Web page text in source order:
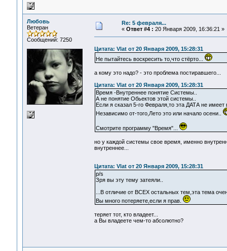
Любовь
Ветеран
Сообщений: 7250
Re: 5 февраля...
« Ответ #4 : 20 Января 2009, 16:36:21 »
Цитата: Vlat от 20 Января 2009, 15:28:31
Не пытайтесь воскресить то,что стёрто...
а кому это надо? - это проблема постиравшего...
Цитата: Vlat от 20 Января 2009, 15:28:31
Время -Внутреннее понятие Системы..
А не понятие Обьектов этой системы..
Если я сказал 5-го Февраля,то эта ДАТА не
Независимо от-того,Лето это или начало осени..
Смотрите программу "Время"...
но у каждой системы свое время, именно
внутреннее...
Цитата: Vlat от 20 Января 2009, 15:28:31
p/s
Зря вы эту тему затеяли..
...В отличие от ВСЕХ остальных тем,эта тема
Вы много потеряете,если я прав.
теряет тот, кто владеет...
а Вы владеете чем-то абсолютно?